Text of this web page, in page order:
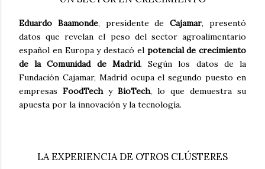
Eduardo Baamonde, presidente deCajamar, presentó
datos que revelan el peso del sector agroalimentario
español en Europa y destacó el potencial de crecimiento
de la Comunidad de Madrid. Según los datos de la
Fundación Cajamar, Madrid ocupa el segundo puesto en
empresas FoodTechy BioTech, lo que demuestra su
apuesta por la innovación y la tecnología.
LA EXPERIENCIA DE OTROS CLÚSTERES